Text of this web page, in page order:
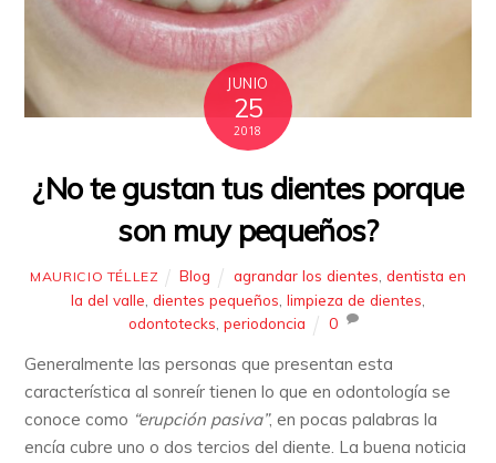
JUNIO
25
2018
¿No te gustan tus dientes porque
son muy pequeños?
MAURICIO TÉLLEZ Blog agrandar los dientes dentista en
la del valle dientes pequeños limpieza de dientes
odontotecks ,periodoncia 0
Generalmente las personas que presentan esta
característica al sonreír tienen lo que en odontología se
conoce como “erupción pasiva”, en pocas palabras la
encía cubre uno o dos tercios del diente. La buena noticia